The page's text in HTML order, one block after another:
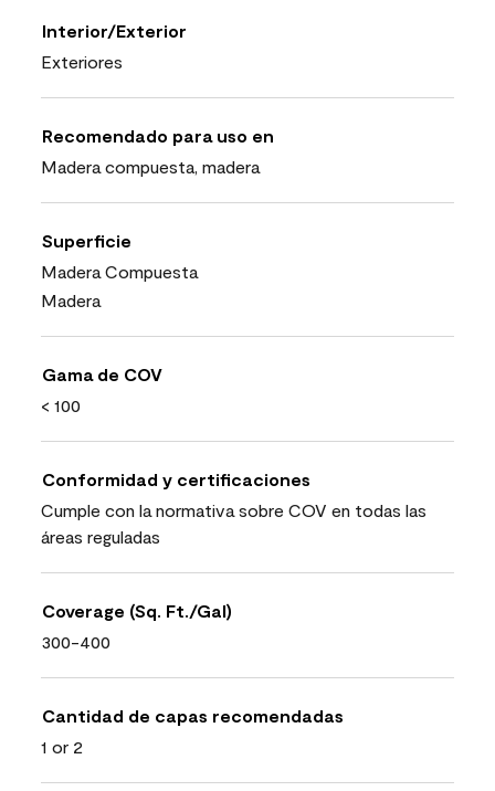
Interior/Exterior
Exteriores
Recomendado para uso en
Madera compuesta, madera
Superficie
Madera Compuesta
Madera
Gama de COV
< 100
Conformidad y certificaciones
Cumple con la normativa sobre COV en todas las
áreas reguladas
Coverage (Sq. Ft./Gal)
300-400
Cantidad de capas recomendadas
1 or 2